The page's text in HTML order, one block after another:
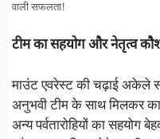
वाली सफलता!
टीम का सहयोग और नेतृत्व
माउंट एवरेस्ट की चढ़ाई अकेले
अनुभवी टीम के साथ मिलकर
अन्य पर्वतारोहियों का सहयोग